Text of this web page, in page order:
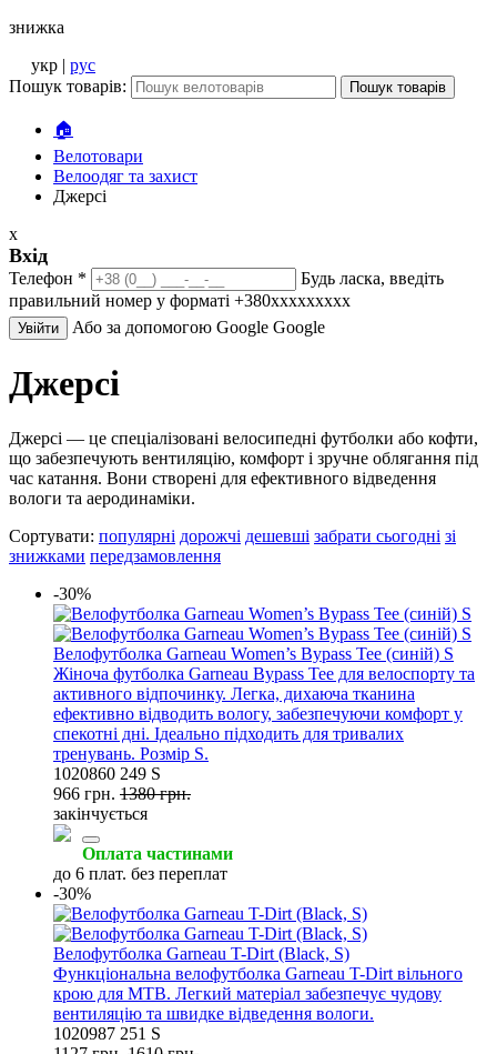
знижка
укр | рус
Пошук товарів:
Пошук товарів
🏠
Велотовари
Велоодяг та захист
Джерсі
x
Вхід
Телефон *
Будь ласка, введіть
правильний номер у форматі +380ххххххххх
Увійти Або за допомогою Google Google
Джерсі
Джерсі — це спеціалізовані велосипедні футболки або кофти,
що забезпечують вентиляцію, комфорт і зручне облягання під
час катання. Вони створені для ефективного відведення
вологи та аеродинаміки.
Сортувати: популярні дорожчі дешевші забрати сьогодні зі
знижками передзамовлення
-30%
Велофутболка Garneau Women’s Bypass Tee (синій) S
Жіноча футболка Garneau Bypass Tee для велоспорту та
активного відпочинку. Легка, дихаюча тканина
ефективно відводить вологу, забезпечуючи комфорт у
спекотні дні. Ідеально підходить для тривалих
тренувань. Розмір S.
1020860 249 S
966 грн. 1380 грн.
закінчується
Оплата частинами
до 6 плат. без переплат
-30%
Велофутболка Garneau T-Dirt (Black, S)
Функціональна велофутболка Garneau T-Dirt вільного
крою для MTB. Легкий матеріал забезпечує чудову
вентиляцію та швидке відведення вологи.
1020987 251 S